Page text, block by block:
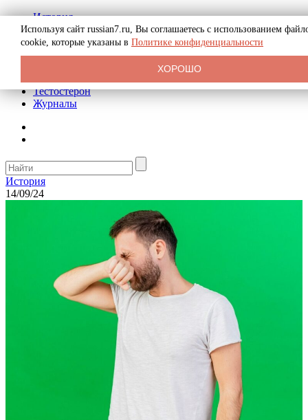
История
Биография
Криминал
Реклама на сайте
Тестостерон
Журналы
История
14/09/24
Используя сайт russian7.ru, Вы соглашаетесь с использованием
cookie, которые указаны в Политике конфиденциальности
ХОРОШО